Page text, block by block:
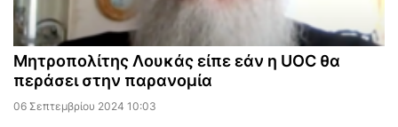
Μητροπολίτης Λουκάς είπε εάν η UOC θα
περάσει στην παρανομία
06 Σεπτεμβρίου 2024 10:03